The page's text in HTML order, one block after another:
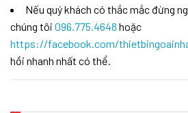
Nếu quý khách có thắc mắc đừng
chúng tôi 096.775.4648 hoặc
https://facebook.com/
hồi nhanh nhất có thể.